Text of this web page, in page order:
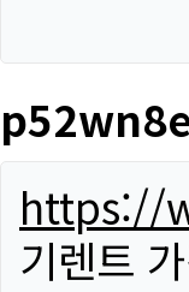
https://
기렌트